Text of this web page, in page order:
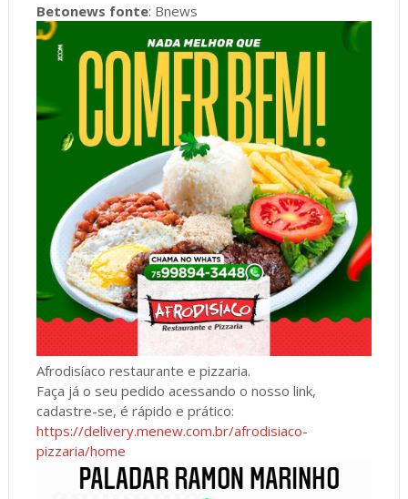
Betonews fonte: Bnews
Afrodisíaco restaurante e pizzaria.
Faça já o seu pedido acessando o nosso link,
cadastre-se, é rápido e prático:
https://delivery.menew.com.br/afrodisiaco-
pizzaria/home